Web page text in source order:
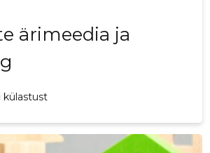
ärimeedia ja
külastust